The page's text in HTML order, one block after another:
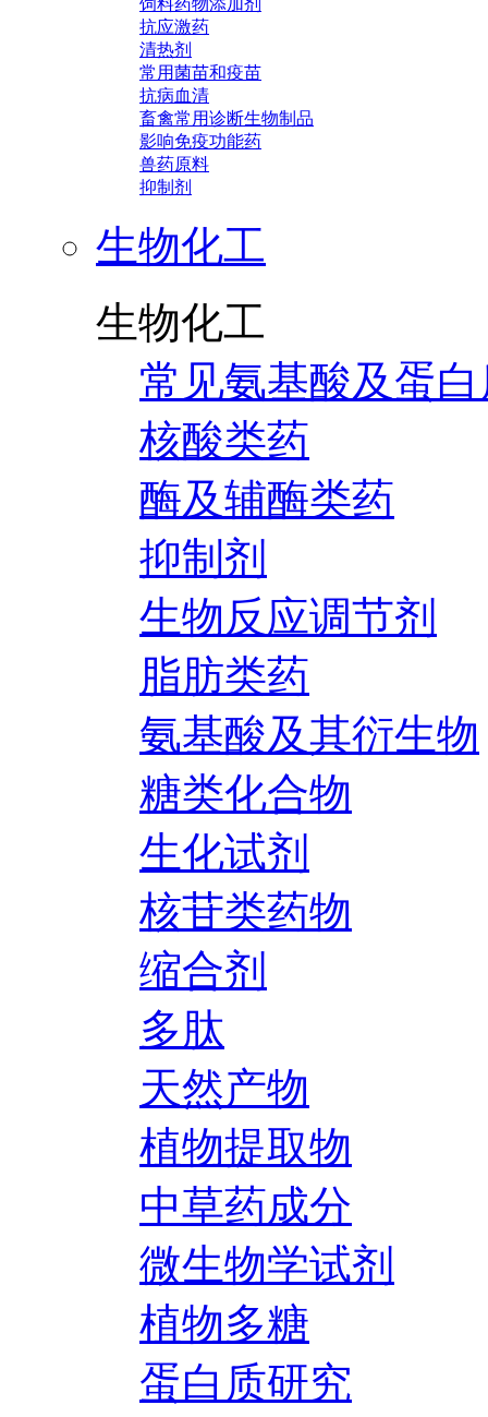
饲料药物添加剂
抗应激药
清热剂
常用菌苗和疫苗
抗病血清
畜禽常用诊断生物制品
影响免疫功能药
兽药原料
抑制剂
生物化工
生物化工
常见氨基酸及蛋
核酸类药
酶及辅酶类药
抑制剂
生物反应调节剂
脂肪类药
氨基酸及其衍生物
糖类化合物
生化试剂
核苷类药物
缩合剂
多肽
天然产物
植物提取物
中草药成分
微生物学试剂
植物多糖
蛋白质研究